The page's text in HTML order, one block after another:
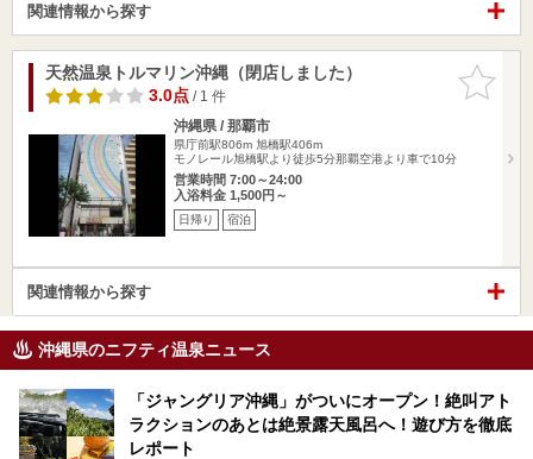
関連情報から探す
お気に入
りに追加
天然温泉トルマリン沖縄（閉店しました）
3.0点/ 1 件
沖縄県 / 那覇市
県庁前駅806m 旭橋駅406m
モノレール旭橋駅より徒歩5分那覇空港より車で10分
営業時間 7:00～24:00
入浴料金 1,500円～
日帰り 宿泊
関連情報から探す
沖縄県のニフティ温泉ニュース
「ジャングリア沖縄」がついにオープン！絶叫アト
ラクションのあとは絶景露天風呂へ！遊び方を徹底
レポート